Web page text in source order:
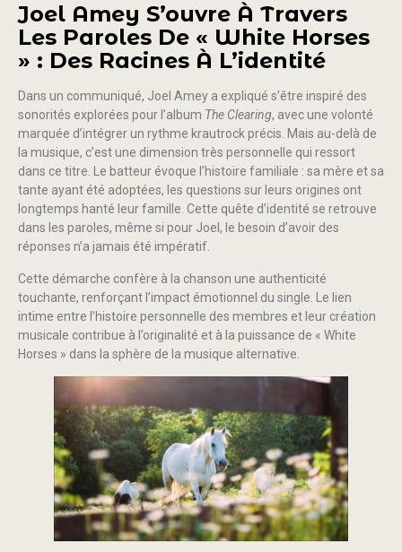
Joel Amey S’ouvre À Travers
Les Paroles De « White Horses
» : Des Racines À L’identité
Dans un communiqué, Joel Amey a expliqué s’être inspiré des
sonorités explorées pour l’album The Clearing, avec une volonté
marquée d’intégrer un rythme krautrock précis. Mais au-delà de
la musique, c’est une dimension très personnelle qui ressort
dans ce titre. Le batteur évoque l’histoire familiale : sa mère et sa
tante ayant été adoptées, les questions sur leurs origines ont
longtemps hanté leur famille. Cette quête d’identité se retrouve
dans les paroles, même si pour Joel, le besoin d’avoir des
réponses n’a jamais été impératif.
Cette démarche confère à la chanson une authenticité
touchante, renforçant l’impact émotionnel du single. Le lien
intime entre l’histoire personnelle des membres et leur création
musicale contribue à l’originalité et à la puissance de « White
Horses » dans la sphère de la musique alternative.